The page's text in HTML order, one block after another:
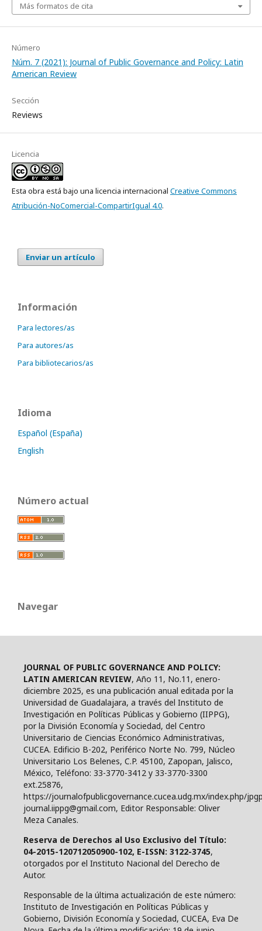
Más formatos de cita
Número
Núm. 7 (2021): Journal of Public Governance and Policy: Latin
American Review
Sección
Reviews
Licencia
Esta obra está bajo una licencia internacional Creative Commons
Atribución-NoComercial-CompartirIgual 4.0.
Enviar un artículo
Información
Para lectores/as
Para autores/as
Para bibliotecarios/as
Idioma
Español (España)
English
Número actual
Navegar
JOURNAL OF PUBLIC GOVERNANCE AND POLICY:
LATIN AMERICAN REVIEW, Año 11, No.11, enero-
diciembre 2025, es una publicación anual editada por la
Universidad de Guadalajara, a través del Instituto de
Investigación en Políticas Públicas y Gobierno (IIPPG),
por la División Economía y Sociedad, del Centro
Universitario de Ciencias Económico Administrativas,
CUCEA. Edificio B-202, Periférico Norte No. 799, Núcleo
Universitario Los Belenes, C.P. 45100, Zapopan, Jalisco,
México, Teléfono: 33-3770-3412 y 33-3770-3300
ext.25876,
https://journalofpublicgovernance.cucea.udg.mx/index.php/
journal.iippg@gmail.com, Editor Responsable: Oliver
Meza Canales.
Reserva de Derechos al Uso Exclusivo del Título:
04-2015-120712050900-102, E-ISSN: 3122-3745,
otorgados por el Instituto Nacional del Derecho de
Autor.
Responsable de la última actualización de este número:
Instituto de Investigación en Políticas Públicas y
Gobierno, División Economía y Sociedad, CUCEA, Eva De